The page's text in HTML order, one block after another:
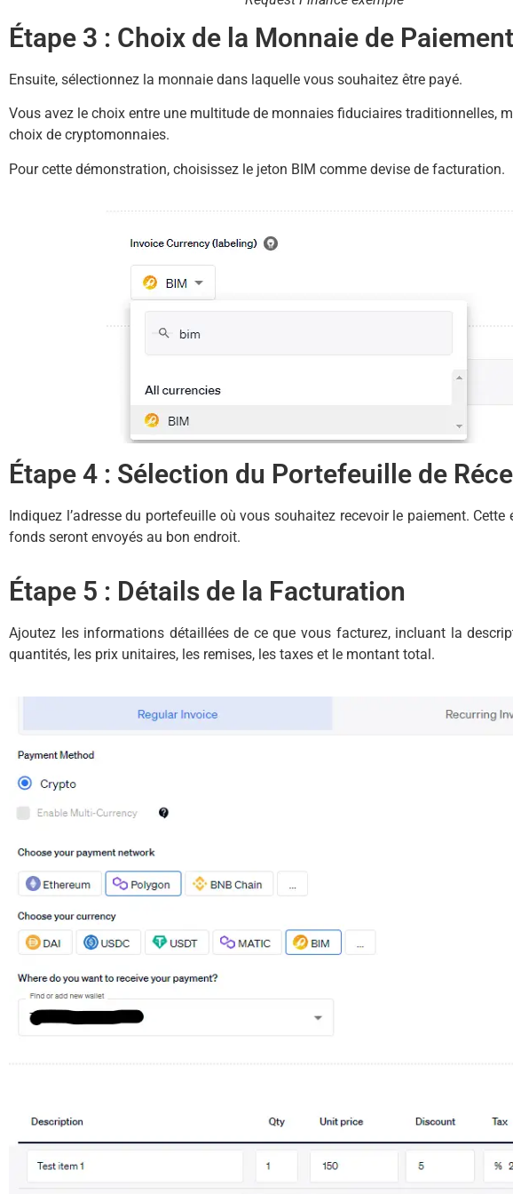
Étape 3 : Choix de la Monnaie de Paiement
Ensuite, sélectionnez la monnaie dans laquelle vous souhaitez être payé.
Vous avez le choix entre une multitude de monnaies fiduciaires traditionnelles,
choix de cryptomonnaies.
Pour cette démonstration, choisissez le jeton BIM comme devise de facturation.
Étape 4 : Sélection du Portefeuille de
Indiquez l’adresse du portefeuille où vous souhaitez recevoir le paiement. Cette
fonds seront envoyés au bon endroit.
Étape 5 : Détails de la Facturation
Ajoutez les informations détaillées de ce que vous facturez, incluant la
quantités, les prix unitaires, les remises, les taxes et le montant total.